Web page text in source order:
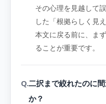
その心理を見越して
した「根拠らしく見
本文に戻る前に、ま
ることが重要です。
二択まで絞れたのに
か？